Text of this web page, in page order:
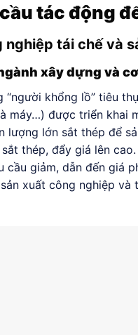
tác động
tái chế và
xây dựng và
khổng lồ” tiêu
máy…) được triển khai
lượng lớn sắt thép để
thép, đẩy giá lên
giảm, dẫn đến giá
xuất công nghiệp